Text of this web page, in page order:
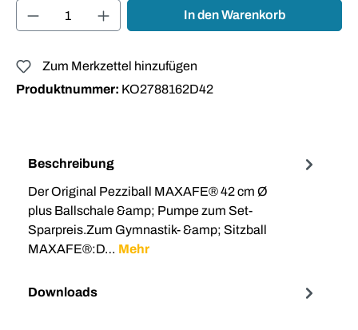
Produkt Anzahl: Gib den gewünschten
In den Warenkorb
Zum Merkzettel hinzufügen
Produktnummer: KO2788162D42
Beschreibung
Der Original Pezziball MAXAFE® 42 cm Ø
plus Ballschale &amp; Pumpe zum Set-
Sparpreis.Zum Gymnastik- &amp; Sitzball
MAXAFE®:D… Mehr
Downloads